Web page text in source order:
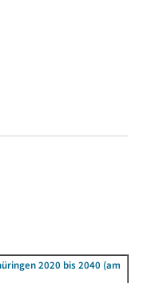
2020 bis 2040 (am